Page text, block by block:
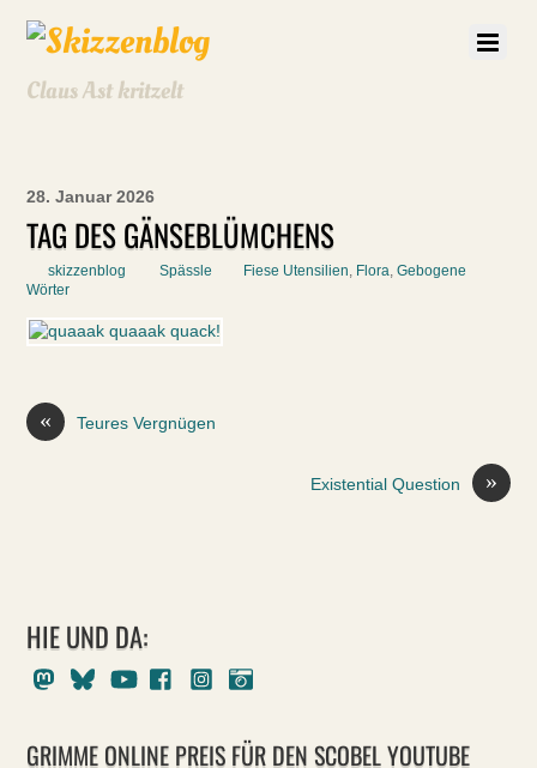
Claus Ast kritzelt
28. Januar 2026
TAG DES GÄNSEBLÜMCHENS
skizzenblog Spässle Fiese Utensilien, Flora,Gebogene
Wörter
« Teures Vergnügen
»
Existential Question
HIE UND DA:
MastodonBlueskyYoutubeFacebookInstagram
GRIMME ONLINE PREIS FÜR DEN SCOBEL YOUTUBE